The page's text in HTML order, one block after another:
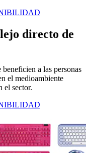
directo de
a las personas
el medioambiente
el sector.